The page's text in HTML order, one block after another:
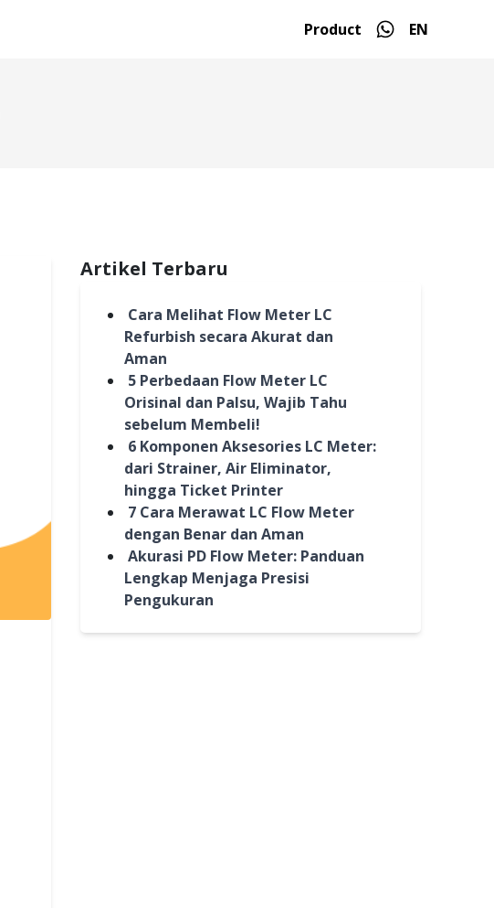
Product EN
Artikel Terbaru
Cara Melihat Flow Meter LC
Refurbish secara Akurat dan
Aman
5 Perbedaan Flow Meter LC
Orisinal dan Palsu, Wajib Tahu
sebelum Membeli!
6 Komponen Aksesories LC Meter:
dari Strainer, Air Eliminator,
hingga Ticket Printer
7 Cara Merawat LC Flow Meter
dengan Benar dan Aman
Akurasi PD Flow Meter: Panduan
Lengkap Menjaga Presisi
Pengukuran